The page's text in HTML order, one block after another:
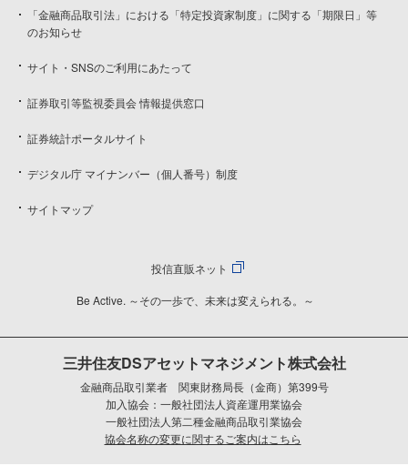
「金融商品取引法」における「特定投資家制度」に関する「期限日」等
のお知らせ
サイト・SNSのご利用にあたって
証券取引等監視委員会 情報提供窓口
証券統計ポータルサイト
デジタル庁 マイナンバー（個人番号）制度
サイトマップ
投信直販ネット
Be Active. ～その一歩で、未来は変えられる。～
三井住友DSアセットマネジメント株式会社
金融商品取引業者 関東財務局長（金商）第399号
加入協会：一般社団法人資産運用業協会
一般社団法人第二種金融商品取引業協会
協会名称の変更に関するご案内はこちら